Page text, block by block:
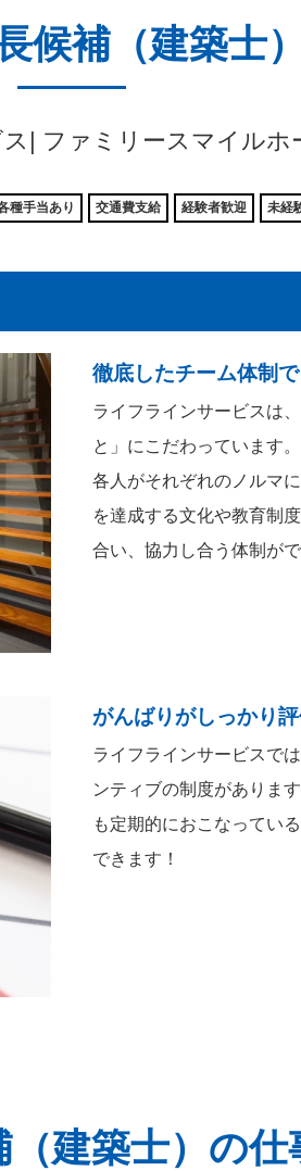
候補（建築士）
| ファミリースマイル
種手当あり 交通費支給 経験者歓迎 未経
徹底したチーム体制
ライフラインサービスは
と」にこだわっています。
各人がそれぞれのノルマ
を達成する文化や教育制
合い、協力し合う体制が
がんばりがしっかり
ライフラインサービスで
ンティブの制度がありま
も定期的におこなってい
できます！
建築士）の仕